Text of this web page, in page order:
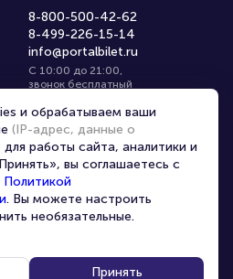
8-800-500-42-62
8-499-226-15-14
info@portalbilet.ru
С 10:00 до 21:00,
звонок бесплатный
Все площадки
| Брянск
Все права защищены
и обрабатываем ваши
(IP-адрес, данные о
для работы сайта, аналитики и
вы соглашаетесь с
Политикой
. Вы можете настроить
необязательные.
Принять